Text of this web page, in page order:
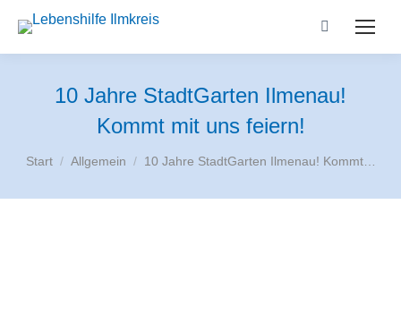
Search:
10 Jahre StadtGarten Ilmenau!
Kommt mit uns feiern!
Start Allgemein 10 Jahre StadtGarten Ilmenau! Kommt…